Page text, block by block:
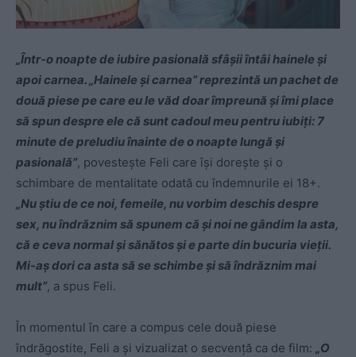
„Într-o noapte de iubire pasională sfâşii întâi hainele şi
apoi carnea. „Hainele şi carnea” reprezintă un pachet de
două piese pe care eu le văd doar împreună şi îmi place
să spun despre ele că sunt cadoul meu pentru iubiţi: 7
minute de preludiu înainte de o noapte lungă şi
pasională”, povesteşte Feli care îşi doreşte şi o
schimbare de mentalitate odată cu îndemnurile ei 18+.
„Nu ştiu de ce noi, femeile, nu vorbim deschis despre
sex, nu îndrăznim să spunem că şi noi ne gândim la asta,
că e ceva normal şi sănătos şi e parte din bucuria vieţii.
Mi-aş dori ca asta să se schimbe şi să îndrăznim mai
mult”, a spus Feli.
În momentul în care a compus cele două piese
îndrăgostite, Feli a şi vizualizat o secvenţă ca de film: „O